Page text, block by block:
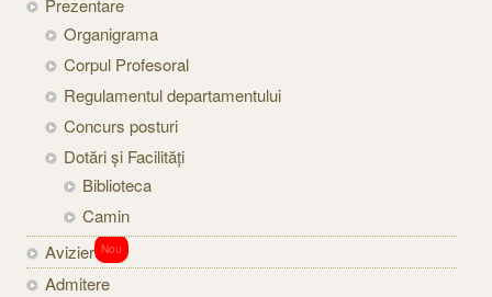
Prezentare
Organigrama
Corpul Profesoral
Regulamentul departamentului
Concurs posturi
Dotări și Facilități
Biblioteca
Camin
Avizier Nou
Admitere